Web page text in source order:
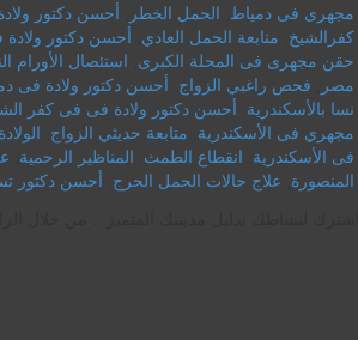
مجهرى فى دمياط
الحمل الخطر أحسن دكتور
كفرالشيخ
متابعة الحمل العادي أحسن دكتور ولادة
حقن مجهرى فى المحلة الكبرى
استئصال الأورام
مصر
فحص راغبي الزواج أحسن دكتور ولادة فى
نسا بالأسكندرية
أحسن دكتور ولادة فى فى كفر
مجهري فى الأسكندرية
متابعة حديثي الزواج
فى الأسكندرية
انقطاع الطمث المناظير الرحمية
المنصورة
علاج حالات الحمل الحرج
أحسن دكتور